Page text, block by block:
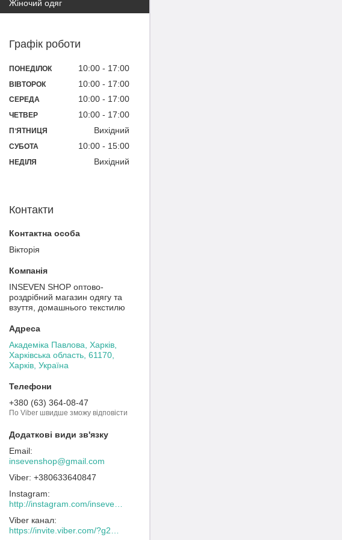
Жіночий одяг
Графік роботи
ПОНЕДІЛОК 10:00 17:00
ВІВТОРОК 10:00 17:00
СЕРЕДА 10:00 17:00
ЧЕТВЕР 10:00 17:00
ПʼЯТНИЦЯ Вихідний
СУБОТА 10:00 15:00
НЕДІЛЯ Вихідний
Контакти
Вікторія
INSEVEN SHOP оптово-
роздрібний магазин одягу та
взуття, домашнього текстилю
Академіка Павлова, Харків,
Харківська область, 61170,
Харків, Україна
+380 (63) 364-08-47
По Viber швидше зможу відповісти
insevenshop@gmail.com
+380633640847
Instagram
Viber канал